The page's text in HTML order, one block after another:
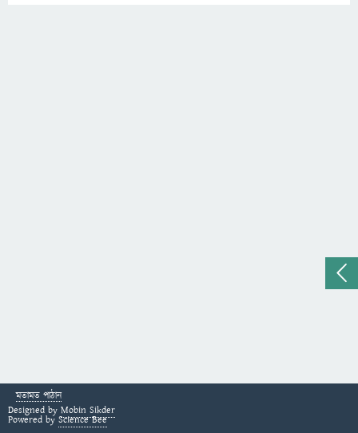
মতামত পাঠান
Designed by Mobin Sikder
Powered by Science Bee